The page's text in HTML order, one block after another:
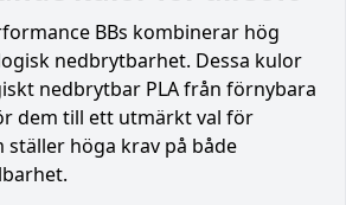
BBs kombinerar hög
nedbrytbarhet. Dessa kulor
nedbrytbar PLA från förnybara
dem till ett utmärkt val för
höga krav på både